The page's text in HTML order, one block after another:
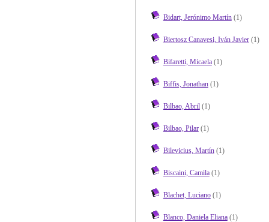
Bidart, Jerónimo Martín(1)
Biertosz Canavesi, Iván Javier(1)
Bifaretti, Micaela(1)
Biffis, Jonathan(1)
Bilbao, Abril(1)
Bilbao, Pilar(1)
Bilevicius, Martín(1)
Biscaini, Camila(1)
Blachet, Luciano(1)
Blanco, Daniela Eliana(1)